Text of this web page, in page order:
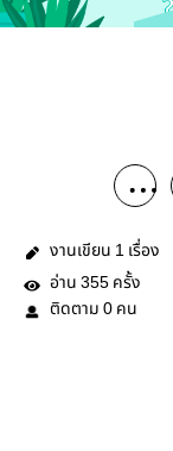
งานเขียน 1 เรื่อง
อ่าน 355 ครั้ง
ติดตาม 0 คน